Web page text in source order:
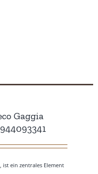
Gaggia
ein zentrales Element